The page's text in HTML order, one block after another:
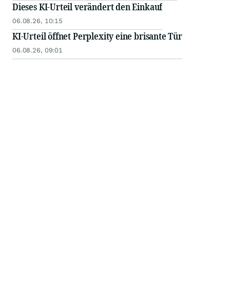
Dieses KI-Urteil verändert den Einkauf
06.08.26, 10:15
KI-Urteil öffnet Perplexity eine brisante Tür
06.08.26, 09:01